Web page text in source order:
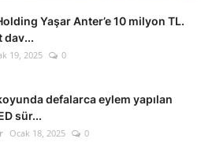
Yaşar Anter’e 10 milyon TL.
dav...
19, 2025 0
defalarca eylem yapılan
sür...
Ocak 18, 2025 0